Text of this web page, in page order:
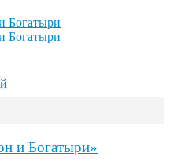
и Богатыри»